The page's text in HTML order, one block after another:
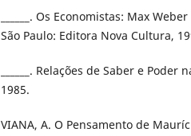
______. Os Economistas: Max
São Paulo: Editora Nova Cultura,
______. Relações de Saber e
1985.
VIANA, A. O Pensamento de